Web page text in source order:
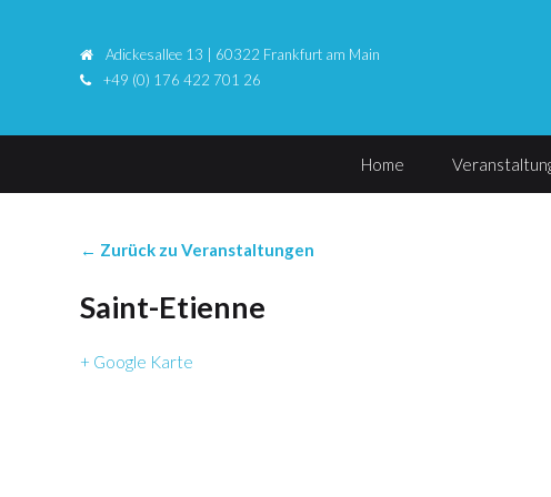
Adickesallee 13 | 60322 Frankfurt am Main
+49 (0) 176 422 701 26
Home
← Zurück zu Veranstaltungen
Saint-Etienne
+ Google Karte